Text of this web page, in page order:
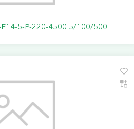
5-P-220-4500 5/100/500